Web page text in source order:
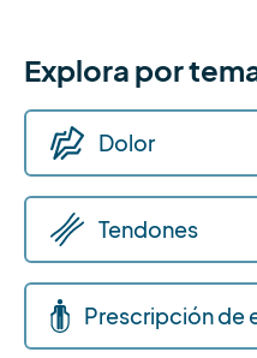
Explora por
Dolor
Tendones
Prescripción de